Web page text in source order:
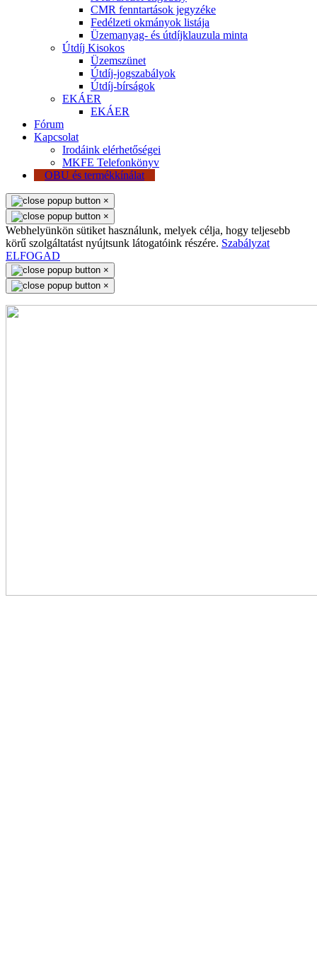
CMR fenntartások jegyzéke
Fedélzeti okmányok listája
Üzemanyag- és útdíjklauzula minta
Útdíj Kisokos
Üzemszünet
Útdíj-jogszabályok
Útdíj-bírságok
EKÁER
EKÁER
Fórum
Kapcsolat
Irodáink elérhetőségei
MKFE Telefonkönyv
OBU és termékkínálat
×
×
Webhelyünkön sütiket használunk, melyek célja, hogy teljesebb
körű szolgáltatást nyújtsunk látogatóink részére. Szabályzat
ELFOGAD
×
×